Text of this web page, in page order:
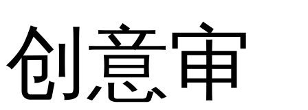
创意审